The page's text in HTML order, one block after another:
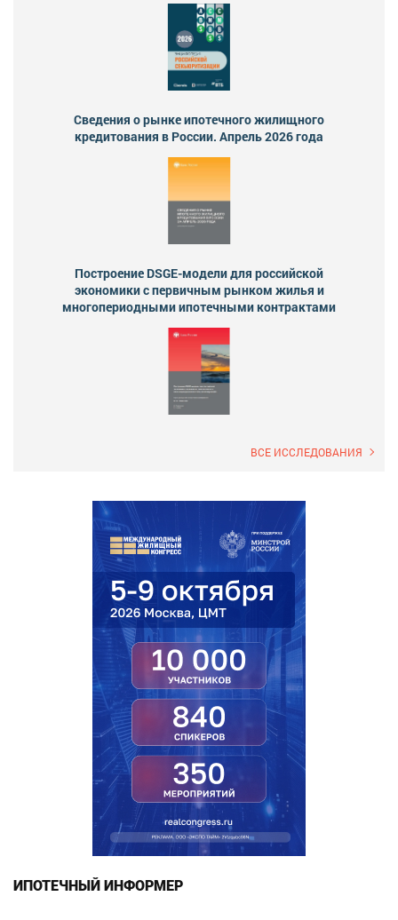
Сведения о рынке ипотечного жилищного
кредитования в России. Апрель 2026 года
Построение DSGE-модели для российской
экономики с первичным рынком жилья и
многопериодными ипотечными контрактами
ВСЕ ИССЛЕДОВАНИЯ
ИПОТЕЧНЫЙ ИНФОРМЕР